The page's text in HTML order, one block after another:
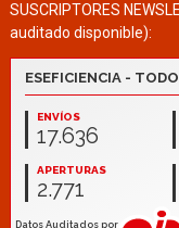
SUSCRIPTORES
auditado disponible):